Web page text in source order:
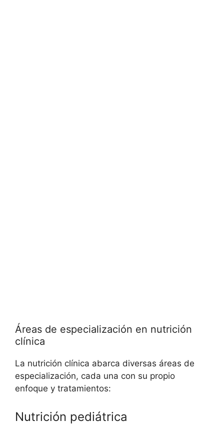
Áreas de especialización en nutrición
clínica
La nutrición clínica abarca diversas áreas de
especialización, cada una con su propio
enfoque y tratamientos:
Nutrición pediátrica